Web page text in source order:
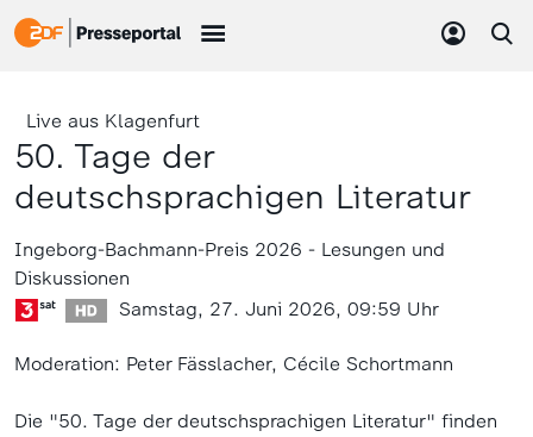
Live aus Klagenfurt
50. Tage der
deutschsprachigen Literatur
Ingeborg-Bachmann-Preis 2026 - Lesungen und
Diskussionen
Samstag, 27. Juni 2026, 09:59 Uhr
Moderation: Peter Fässlacher, Cécile Schortmann
Die "50. Tage der deutschsprachigen Literatur" finden